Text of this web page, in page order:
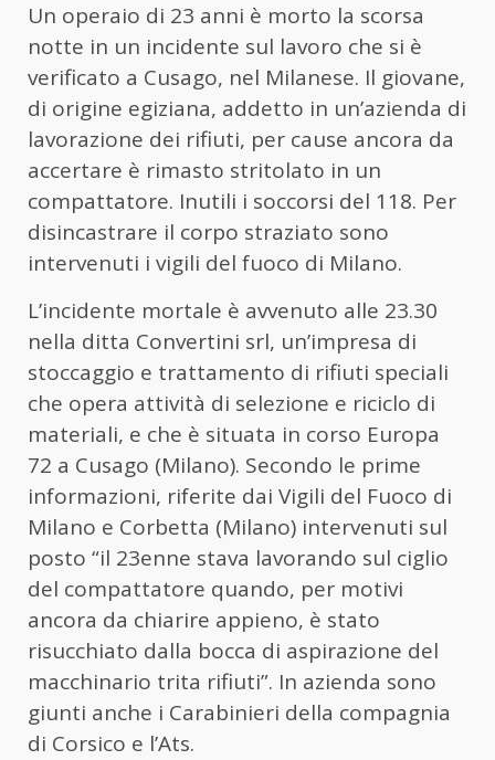
Un operaio di 23 anni è morto la scorsa
notte in un incidente sul lavoro che si è
verificato a Cusago, nel Milanese. Il giovane,
di origine egiziana, addetto in un’azienda di
lavorazione dei rifiuti, per cause ancora da
accertare è rimasto stritolato in un
compattatore. Inutili i soccorsi del 118. Per
disincastrare il corpo straziato sono
intervenuti i vigili del fuoco di Milano.
L’incidente mortale è avvenuto alle 23.30
nella ditta Convertini srl, un’impresa di
stoccaggio e trattamento di rifiuti speciali
che opera attività di selezione e riciclo di
materiali, e che è situata in corso Europa
72 a Cusago (Milano). Secondo le prime
informazioni, riferite dai Vigili del Fuoco di
Milano e Corbetta (Milano) intervenuti sul
posto “il 23enne stava lavorando sul ciglio
del compattatore quando, per motivi
ancora da chiarire appieno, è stato
risucchiato dalla bocca di aspirazione del
macchinario trita rifiuti”. In azienda sono
giunti anche i Carabinieri della compagnia
di Corsico e l’Ats.